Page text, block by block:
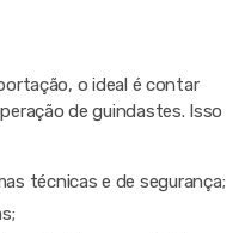
o ideal é contar
de guindastes. Isso
técnicas e de segurança;